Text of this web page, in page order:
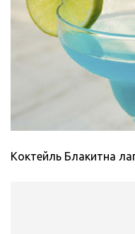
Коктейль Блакитна